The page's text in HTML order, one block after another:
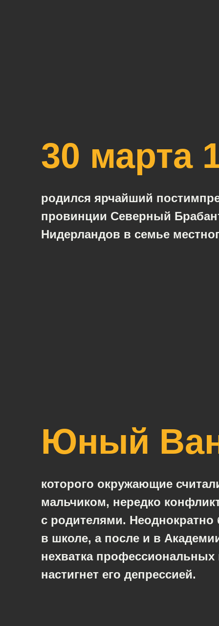
30 марта
Юный
родился ярчайший
провинции Северный
Нидерландов в семье
которого окружающие
мальчиком, нередко
с родителями. Неоднократно
в школе, а после и в
нехватка
настигнет его депрессией.